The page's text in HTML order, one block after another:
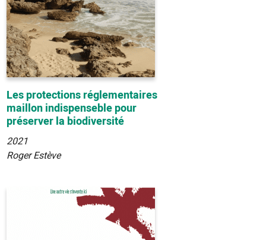
Les protections réglementaires
maillon indispenseble pour
préserver la biodiversité
2021
Roger Estève